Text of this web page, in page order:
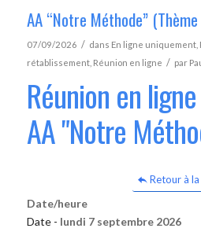
AA “Notre Méthode”
07/09/2026 / dans En ligne uniquement,
rétablissement, Réunion en ligne / par
Réunion en
AA "Notre
Retour à
Date/heure
Date - lundi 7 septembre 2026